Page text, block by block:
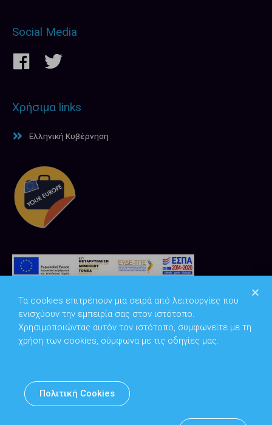
Social Media
Χρήσιμα links
Ελληνική Κυβέρνηση
Copyright © 2026Υπουργείο Ψηφιακής Διακυβέρνησης
Υπεύθυνος DPO: Θανάσης Κοσμόπουλος | dpo@mindigital.gr
Τα cookies επιτρέπουν μια σειρά από λειτουργίες που
ενισχύουν την εμπειρία σας στον ιστότοπο.
Χρησιμοποιώντας αυτόν τον ιστότοπο, συμφωνείτε με τη
χρήση των cookies, σύμφωνα με τις οδηγίες μας.
Πολιτική Cookies